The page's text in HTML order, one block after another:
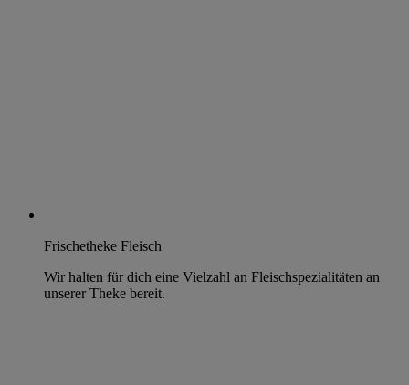
Frischetheke Fleisch
Wir halten für dich eine Vielzahl an Fleischspezialitäten an
unserer Theke bereit.